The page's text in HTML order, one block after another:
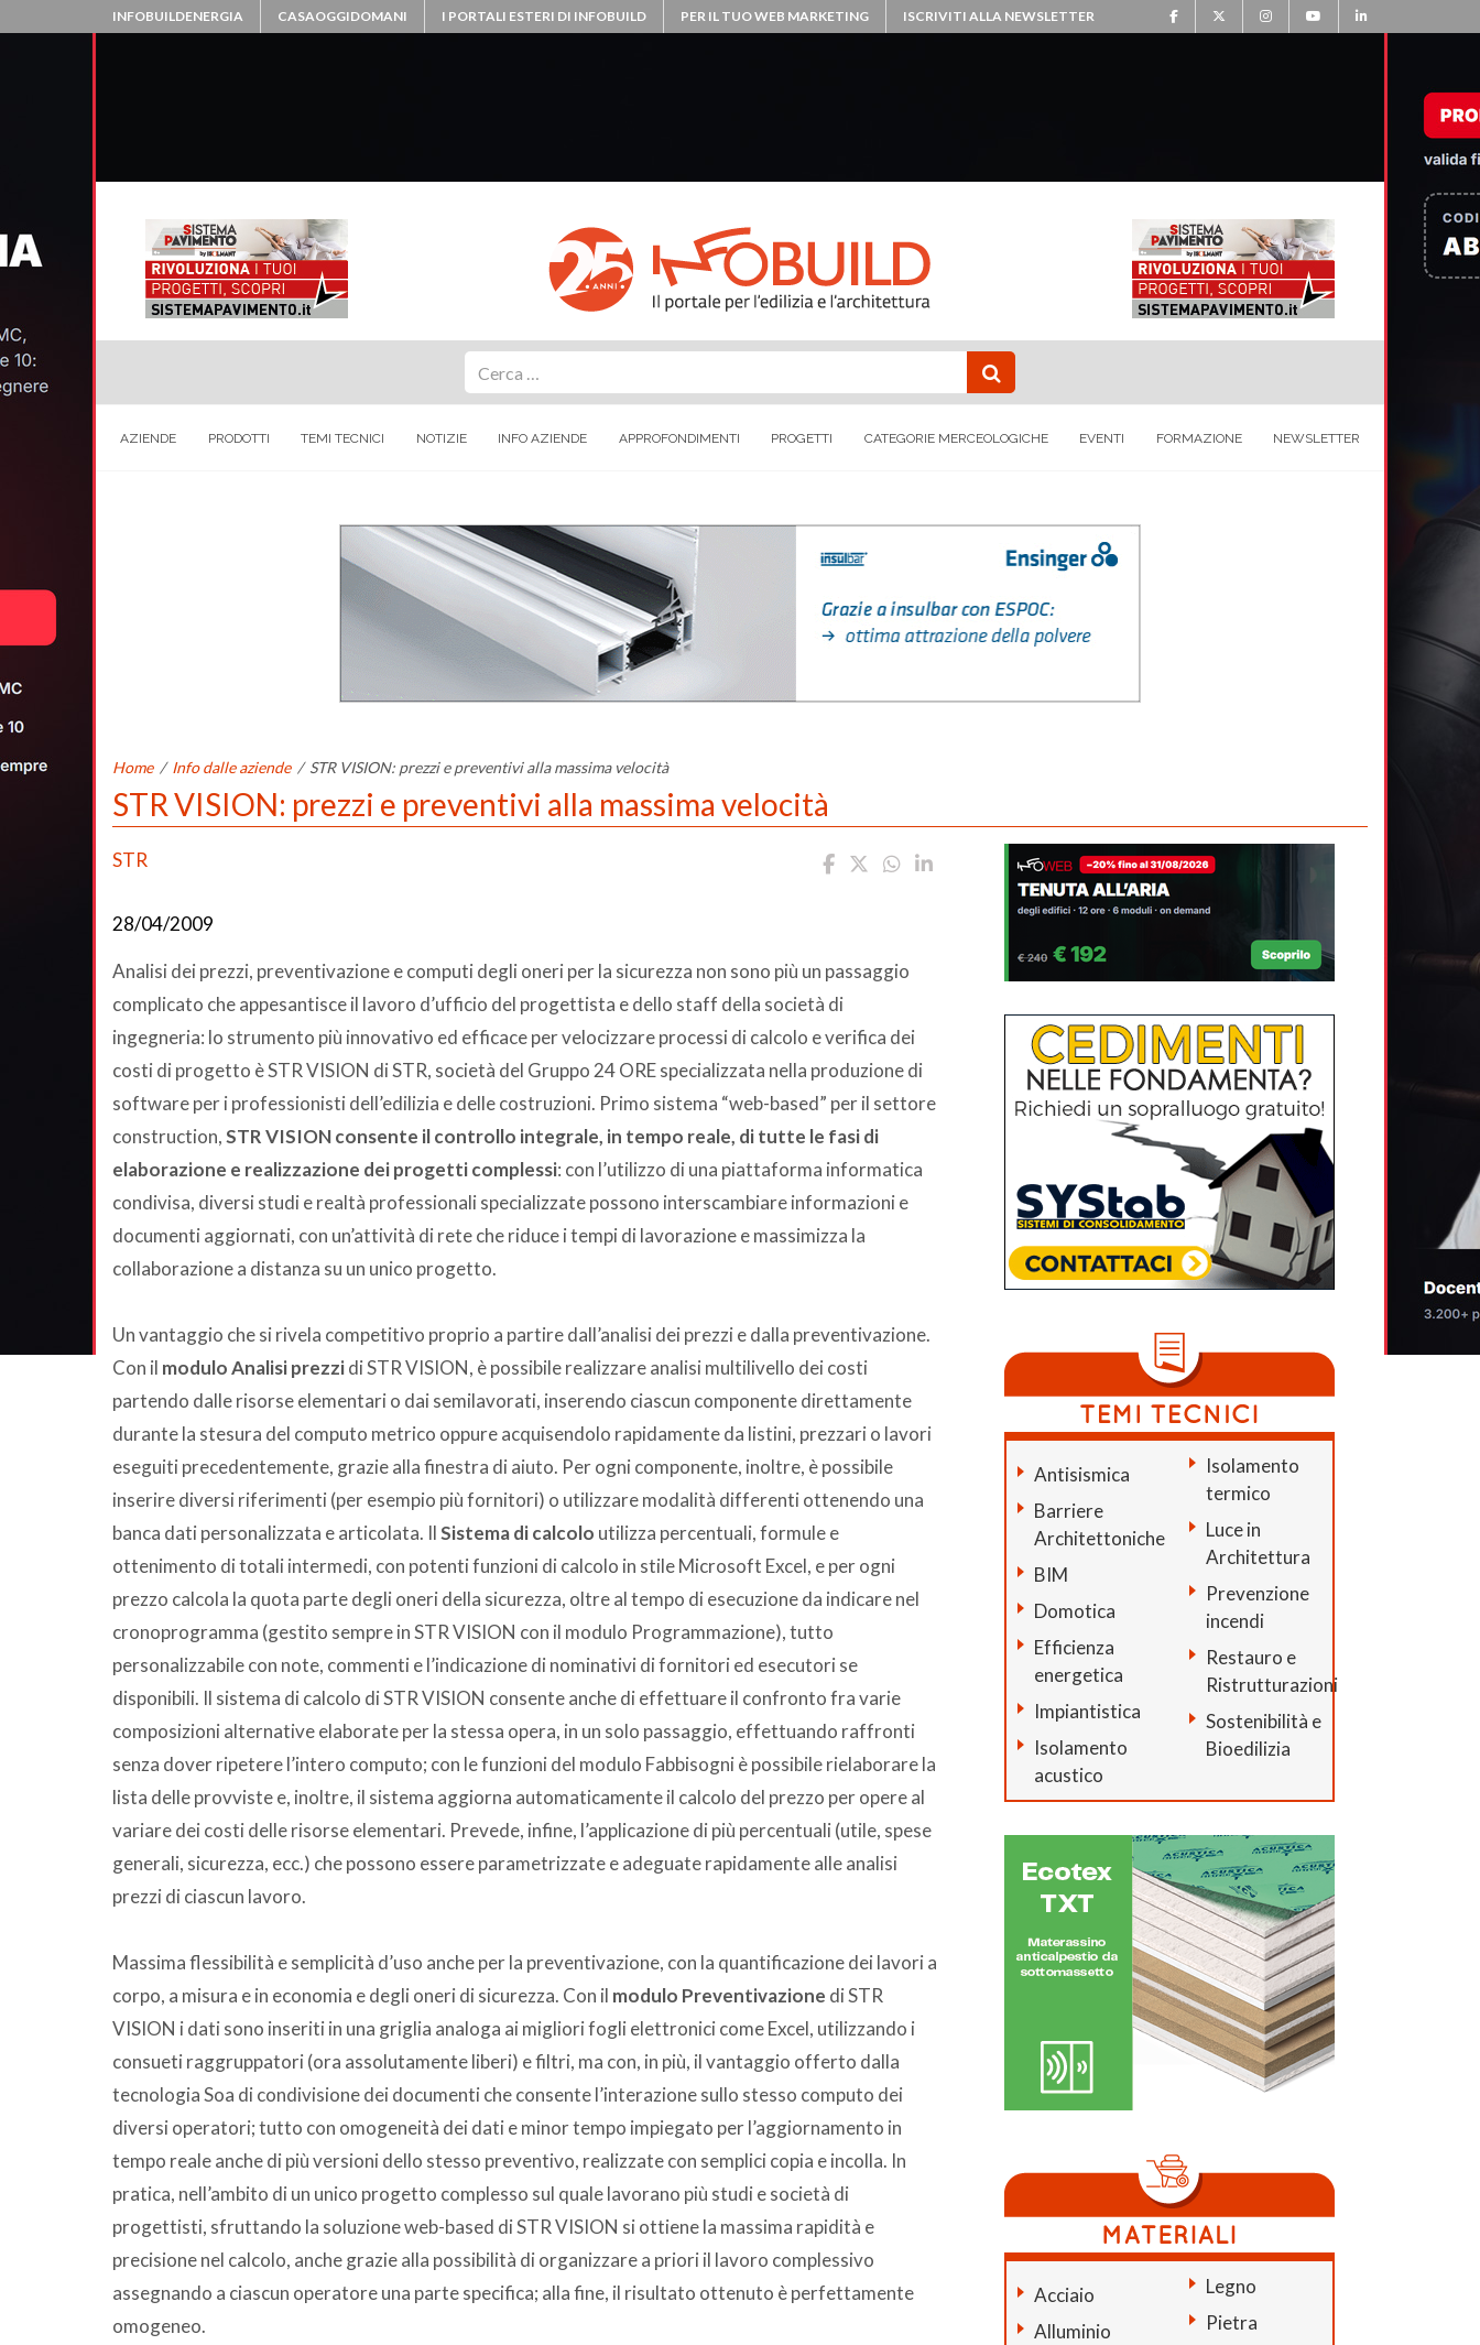
INFOBUILDENERGIA CASAOGGIDOMANI I PORTALI ESTERI DI INFOBUILD PER IL TUO WEB MARKETING ISCRIVITI ALLA NEWSLETTER
AZIENDE PRODOTTI TEMI TECNICI NOTIZIE INFO AZIENDE APPROFONDIMENTI PROGETTI CATEGORIE MERCEOLOGICHE EVENTI FORMAZIONE NEWSLETTER
Home / Info dalle aziende / STR VISION: prezzi e preventivi alla massima velocità
STR VISION: prezzi e preventivi alla massima velocità
STR
28/04/2009
Analisi dei prezzi, preventivazione e computi degli oneri per la sicurezza non sono più un passaggio
complicato che appesantisce il lavoro d’ufficio del progettista e dello staff della società di
ingegneria: lo strumento più innovativo ed efficace per velocizzare processi di calcolo e verifica dei
costi di progetto è STR VISION di STR, società del Gruppo 24 ORE specializzata nella produzione di
software per i professionisti dell’edilizia e delle costruzioni. Primo sistema “web-based” per il settore
construction,STR VISION consente il controllo integrale, in tempo reale, di tutte le fasi di
elaborazione e realizzazione dei progetti complessi: con l’utilizzo di una piattaforma informatica
condivisa, diversi studi e realtà professionali specializzate possono interscambiare informazioni e
documenti aggiornati, con un’attività di rete che riduce i tempi di lavorazione e massimizza la
collaborazione a distanza su un unico progetto.
Un vantaggio che si rivela competitivo proprio a partire dall’analisi dei prezzi e dalla preventivazione.
Con il modulo Analisi prezzidi STR VISION, è possibile realizzare analisi multilivello dei costi
partendo dalle risorse elementari o dai semilavorati, inserendo ciascun componente direttamente
durante la stesura del computo metrico oppure acquisendolo rapidamente da listini, prezzari o lavori
eseguiti precedentemente, grazie alla finestra di aiuto. Per ogni componente, inoltre, è possibile
inserire diversi riferimenti (per esempio più fornitori) o utilizzare modalità differenti ottenendo una
banca dati personalizzata e articolata. IlSistema di calcolo utilizza percentuali, formule e
ottenimento di totali intermedi, con potenti funzioni di calcolo in stile Microsoft Excel, e per ogni
prezzo calcola la quota parte degli oneri della sicurezza, oltre al tempo di esecuzione da indicare nel
cronoprogramma (gestito sempre in STR VISION con il modulo Programmazione), tutto
personalizzabile con note, commenti e l’indicazione di nominativi di fornitori ed esecutori se
disponibili. Il sistema di calcolo di STR VISION consente anche di effettuare il confronto fra varie
composizioni alternative elaborate per la stessa opera, in un solo passaggio, effettuando raffronti
senza dover ripetere l’intero computo; con le funzioni del modulo Fabbisogni è possibile rielaborare la
lista delle provviste e, inoltre, il sistema aggiorna automaticamente il calcolo del prezzo per opere al
variare dei costi delle risorse elementari. Prevede, infine, l’applicazione di più percentuali (utile, spese
generali, sicurezza, ecc.) che possono essere parametrizzate e adeguate rapidamente alle analisi
prezzi di ciascun lavoro.
Massima flessibilità e semplicità d’uso anche per la preventivazione, con la quantificazione dei lavori a
corpo, a misura e in economia e degli oneri di sicurezza. Con il modulo Preventivazione di STR
VISION i dati sono inseriti in una griglia analoga ai migliori fogli elettronici come Excel, utilizzando i
consueti raggruppatori (ora assolutamente liberi) e filtri, ma con, in più, il vantaggio offerto dalla
tecnologia Soa di condivisione dei documenti che consente l’interazione sullo stesso computo dei
diversi operatori; tutto con omogeneità dei dati e minor tempo impiegato per l’aggiornamento in
tempo reale anche di più versioni dello stesso preventivo, realizzate con semplici copia e incolla. In
pratica, nell’ambito di un unico progetto complesso sul quale lavorano più studi e società di
progettisti, sfruttando la soluzione web-based di STR VISION si ottiene la massima rapidità e
precisione nel calcolo, anche grazie alla possibilità di organizzare a priori il lavoro complessivo
assegnando a ciascun operatore una parte specifica; alla fine, il risultato ottenuto è perfettamente
omogeneo.
Antisismica
Barriere
Architettoniche
BIM
Domotica
Efficienza
energetica
Impiantistica
Isolamento
acustico
Isolamento
termico
Luce in
Architettura
Prevenzione
incendi
Restauro e
Ristrutturazioni
Sostenibilità e
Bioedilizia
Acciaio
Alluminio
Legno
Pietra